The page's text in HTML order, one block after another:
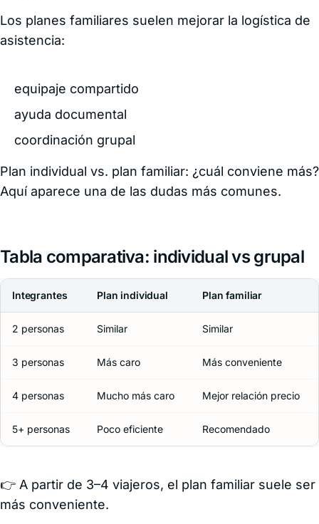
Los planes familiares suelen mejorar la logística de
asistencia:
equipaje compartido
ayuda documental
coordinación grupal
Plan individual vs. plan familiar: ¿cuál conviene más?
Aquí aparece una de las dudas más comunes.
Tabla comparativa: individual vs grupal
Integrantes Plan individual Plan familiar
2 personas Similar Similar
3 personas Más caro Más conveniente
4 personas Mucho más caro Mejor relación precio
5+ personas Poco eficiente Recomendado
👉 A partir de 3–4 viajeros, el plan familiar suele ser
más conveniente.